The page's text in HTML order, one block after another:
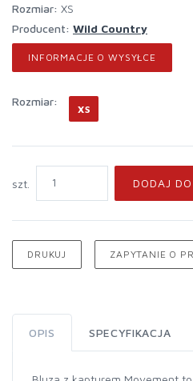
rozmiar: XS
Producent: Wild Country
INFORMACJE O WYSYŁCE
rozmiar:
XS
szt. DODAJ
DRUKUJ ZAPYTANIE O
OPIS SPECYFIKACJA